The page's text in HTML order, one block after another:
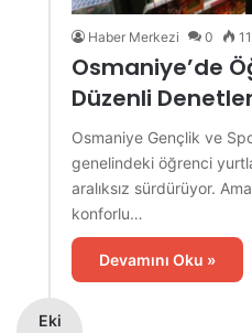
Haber Merkezi 0
Osmaniye’de
Düzenli
Osmaniye Gençlik ve
genelindeki öğrenci
aralıksız sürdürüyor.
konforlu…
Devamını Oku »
Eki